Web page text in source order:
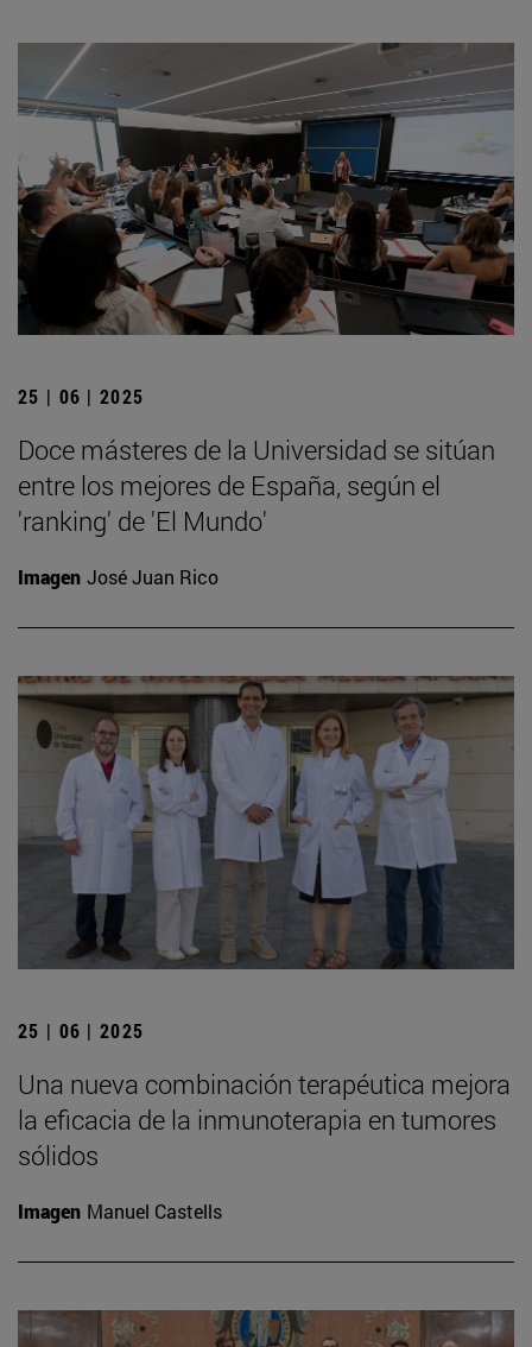
25 | 06 | 2025
Doce másteres de la Universidad se sitúan
entre los mejores de España, según el
'ranking' de 'El Mundo'
Imagen José Juan Rico
25 | 06 | 2025
Una nueva combinación terapéutica mejora
la eficacia de la inmunoterapia en tumores
sólidos
Imagen Manuel Castells